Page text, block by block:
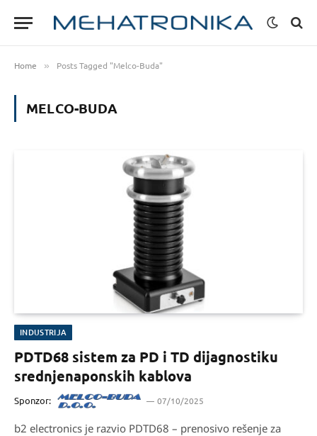
Home » Posts Tagged "Melco-Buda"
MELCO-BUDA
INDUSTRIJA
PDTD68 sistem za PD i TD dijagnostiku
srednjenaponskih kablova
Sponzor: 07/10/2025
b2 electronics je razvio PDTD68 – prenosivo rešenje za